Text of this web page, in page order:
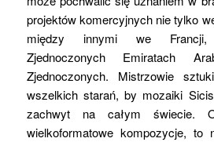
projektów komercyjnych nie tylko
między innymi we Francji,
Zjednoczonych Emiratach
Zjednoczonych. Mistrzowie
wszelkich starań, by mozaiki
zachwyt na całym świecie.
wielkoformatowe kompozycje,